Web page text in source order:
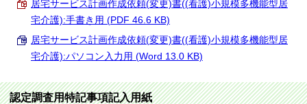
居宅サービス計画作成依頼(変更)書((看護)小規模多機能型居
宅介護):手書き用 (PDF 46.6 KB)
居宅サービス計画作成依頼(変更)書((看護)小規模多機能型居
宅介護):パソコン入力用 (Word 13.0 KB)
認定調査用特記事項記入用紙